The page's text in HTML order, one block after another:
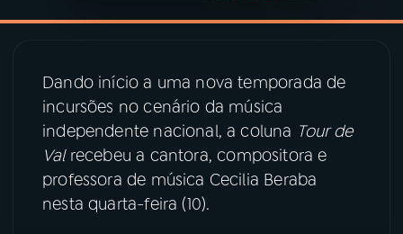
05PODCASTS
06 VIDEOCASTS
07 ÚLTIMAS
08PRÊMIO RÁDIO MEC
Dando início a uma nova temporada de
incursões no cenário da música
independente nacional, a coluna Tour de
Val recebeu a cantora, compositora e
professora de música Cecilia Beraba
nesta quarta-feira (10).